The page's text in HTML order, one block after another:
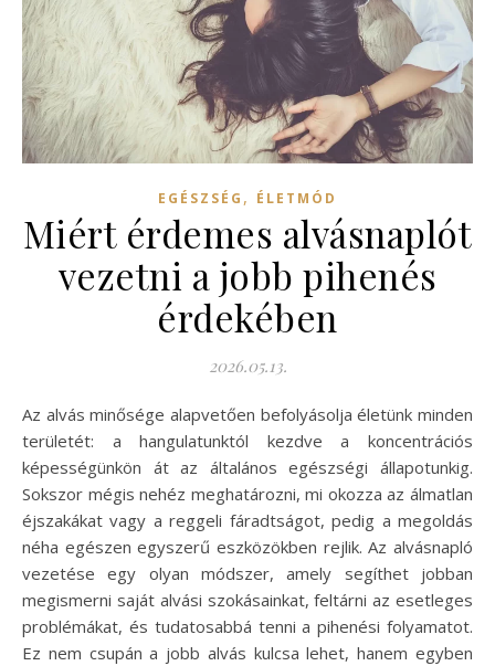
EGÉSZSÉG , ÉLETMÓD
Miért érdemes alvásnaplót
vezetni a jobb pihenés
érdekében
2026.05.13.
Az alvás minősége alapvetően befolyásolja életünk minden
területét: a hangulatunktól kezdve a koncentrációs
képességünkön át az általános egészségi állapotunkig.
Sokszor mégis nehéz meghatározni, mi okozza az álmatlan
éjszakákat vagy a reggeli fáradtságot, pedig a megoldás
néha egészen egyszerű eszközökben rejlik. Az alvásnapló
vezetése egy olyan módszer, amely segíthet jobban
megismerni saját alvási szokásainkat, feltárni az esetleges
problémákat, és tudatosabbá tenni a pihenési folyamatot.
Ez nem csupán a jobb alvás kulcsa lehet, hanem egyben